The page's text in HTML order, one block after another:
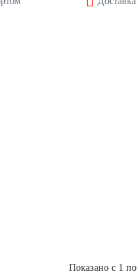
Показано с 1